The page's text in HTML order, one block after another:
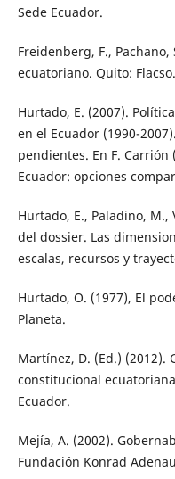
Sede Ecuador.
Freidenberg, F.,
ecuatoriano. Quito: Flacso.
Hurtado, E. (2007).
en el Ecuador (1990-
pendientes. En F.
Ecuador: opciones
Hurtado, E., Paladino, M.,
del dossier. Las
escalas, recursos y
Hurtado, O. (1977), El
Planeta.
Martínez, D. (Ed.) (2012).
constitucional
Ecuador.
Mejía, A. (2002).
Fundación Konrad